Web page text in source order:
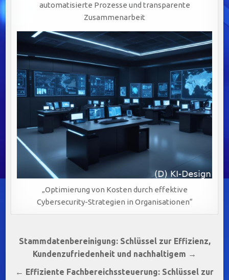
automatisierte Prozesse und transparente
Zusammenarbeit
„Optimierung von Kosten durch effektive
Cybersecurity-Strategien in Organisationen“
Beitragsnavigation
Stammdatenbereinigung: Schlüssel zur Effizienz,
Kundenzufriedenheit und nachhaltigem →
← Effiziente Fachbereichssteuerung: Schlüssel zur